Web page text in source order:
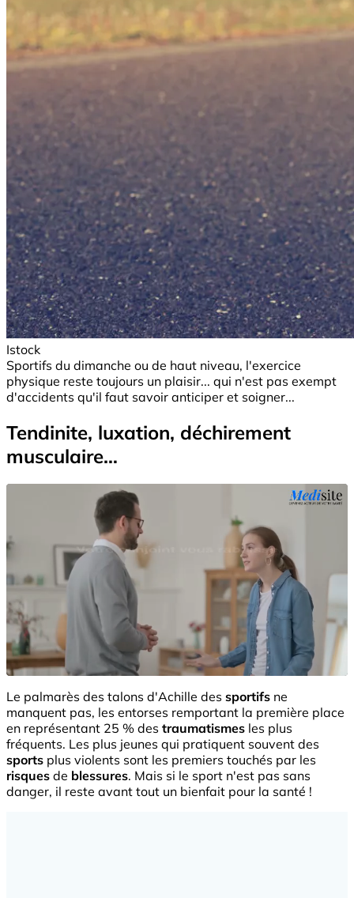
Istock
Sportifs du dimanche ou de haut niveau, l'exercice
physique reste toujours un plaisir... qui n'est pas exempt
d'accidents qu'il faut savoir anticiper et soigner...
Tendinite, luxation, déchirement
musculaire…
Le palmarès des talons d'Achille des sportifs ne
manquent pas, les entorses remportant la première place
en représentant 25 % des traumatismes les plus
fréquents. Les plus jeunes qui pratiquent souvent des
sports plus violents sont les premiers touchés par les
risques de blessures. Mais si le sport n'est pas sans
danger, il reste avant tout un bienfait pour la santé !